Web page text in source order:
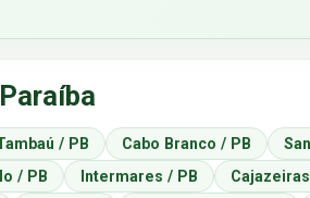
/ PB Cabo Branco / PB
/ PB Intermares / PB